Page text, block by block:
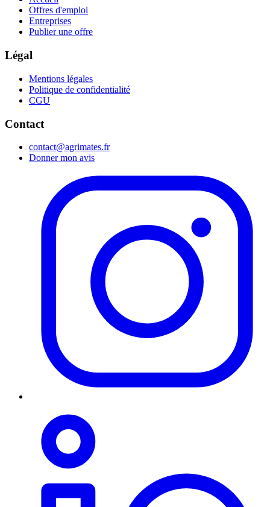
Offres d'emploi
Entreprises
Publier une offre
Légal
Mentions légales
Politique de confidentialité
CGU
Contact
contact@agrimates.fr
Donner mon avis